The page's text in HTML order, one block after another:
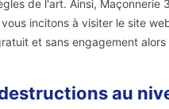
de l'art. Ainsi, Maçonnerie
incitons à visiter le site
et sans engagement
au